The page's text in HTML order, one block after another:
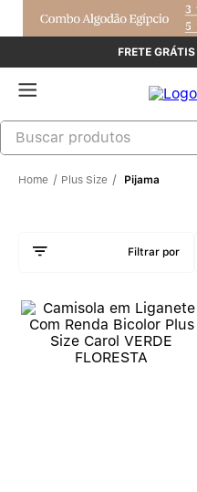
FRETE GRÁTIS
Plus Size Pijama